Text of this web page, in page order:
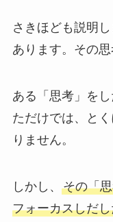
さきほども説明し
あります。その
ある「思考」を
ただけでは、と
りません。
しかし、 その「
フォーカスしだ